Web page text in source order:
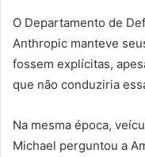
O Departamento de
Anthropic manteve
fossem explícitas,
que não conduziria
Na mesma época,
Michael perguntou a